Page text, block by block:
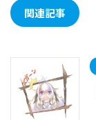
関連記事